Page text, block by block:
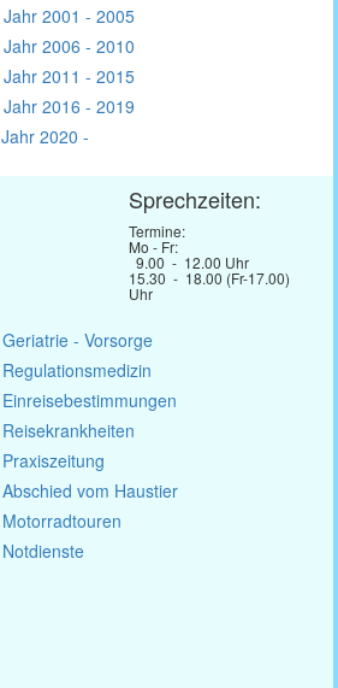
Jahr 2001 - 2005
Jahr 2006 - 2010
Jahr 2011 - 2015
Jahr 2016 - 2019
Jahr 2020 -
Sprechzeiten:
Termine:
Mo - Fr:
9.00 - 12.00 Uhr
15.30 - 18.00 (Fr-17.00)
Uhr
Geriatrie - Vorsorge
Regulationsmedizin
Einreisebestimmungen
Reisekrankheiten
Praxiszeitung
Abschied vom Haustier
Motorradtouren
Notdienste